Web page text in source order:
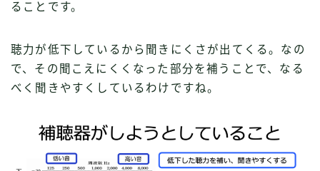
ることです。
聴力が低下しているから聞きにくさが出てくる。なの
で、その聞こえにくくなった部分を補うことで、なる
べく聞きやすくしているわけですね。